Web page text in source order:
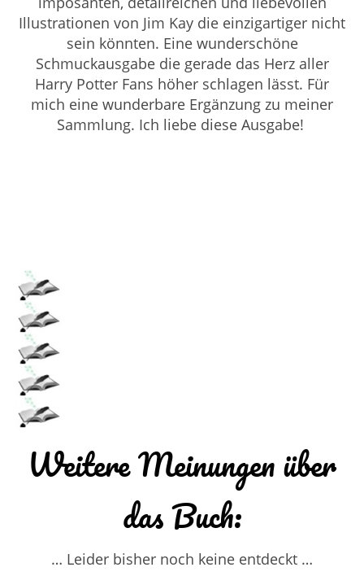
Illustrationen von Jim Kay die einzigartiger nicht
sein könnten. Eine wunderschöne
Schmuckausgabe die gerade das Herz aller
Harry Potter Fans höher schlagen lässt. Für
mich eine wunderbare Ergänzung zu meiner
Sammlung. Ich liebe diese Ausgabe!
Weitere Meinungen über
das Buch:
… Leider bisher noch keine entdeckt …